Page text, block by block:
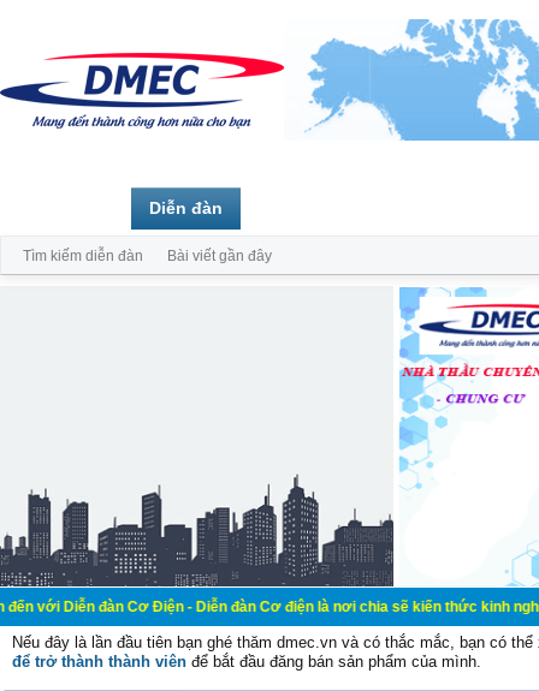
đàn Cơ Điện - Diễn đàn Cơ điện là nơi chia sẽ kiến thức kinh nghiệm
Nếu đây là lần đầu tiên bạn ghé thăm dmec.vn và có thắc mắc, bạn có
để trở thành thành viên để bắt đầu đăng bán sản phẩm của mình.
Diễn đàn
Tìm kiếm diễn đàn Bài viết gần đây